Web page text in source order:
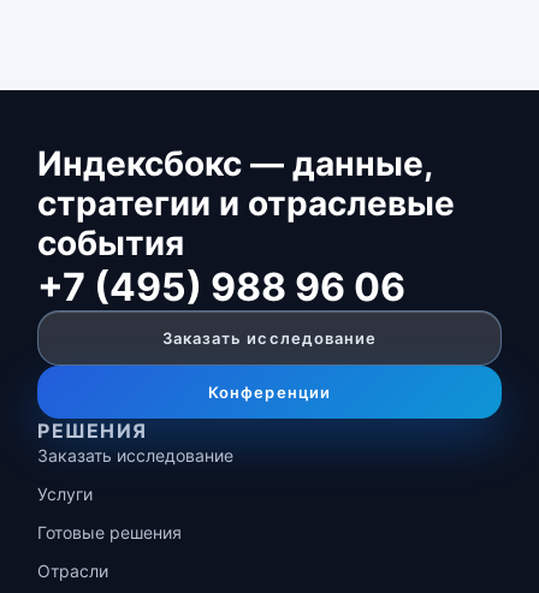
Индексбокс — данные,
стратегии и отраслевые
события
+7 (495) 988 96 06
Заказать исследование
Конференции
РЕШЕНИЯ
Заказать исследование
Услуги
Готовые решения
Отрасли